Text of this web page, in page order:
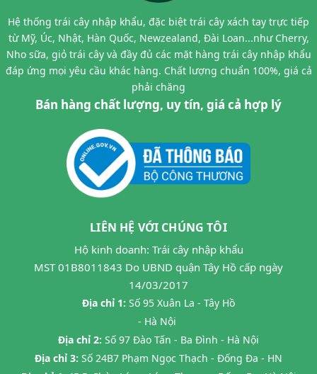
Hệ thống trái cây nhập khẩu, đặc biệt trái cây xách tay trực tiếp
từ Mỹ, Úc, Nhật, Hàn Quốc, Newzealand, Đài Loan...như Cherry,
Nho sữa, giỏ trái cây và đầy đủ các mặt hàng trái cây nhập khẩu
đáp ứng mọi yêu cầu khác hàng. Chất lượng chuẩn 100%, giá cả
phải chăng
Bán hàng chất lượng, uy tín, giá cả hợp lý
LIÊN HỆ VỚI CHÚNG TÔI
Hộ kinh doanh: Trái cây nhập khẩu
MST 01B8011843 Do UBND quận Tây Hồ cấp ngày
14/03/2017
Địa chỉ 1: Số 95 Xuân La - Tây Hồ
- Hà Nội
Địa chỉ 2: Số 97 Đào Tấn - Ba Đình - Hà Nội
Địa chỉ 3: Số 24B7 Phạm Ngọc Thạch - Đống Đa - HN